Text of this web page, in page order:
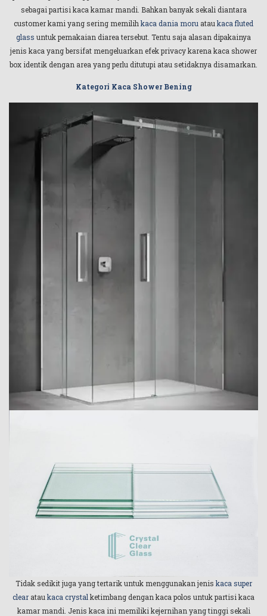
sebagai partisi kaca kamar mandi. Bahkan banyak sekali diantara
customer kami yang sering memilih kaca dania moru atau kaca fluted
glass untuk pemakaian diarea tersebut. Tentu saja alasan dipakainya
jenis kaca yang bersifat mengeluarkan efek privacy karena kaca shower
box identik dengan area yang perlu ditutupi atau setidaknya disamarkan.
Kategori Kaca Shower Bening
Tidak sedikit juga yang tertarik untuk menggunakan jenis kaca super
clear atau kaca crystal ketimbang dengan kaca polos untuk partisi kaca
kamar mandi. Jenis kaca ini memiliki kejernihan yang tinggi sekali